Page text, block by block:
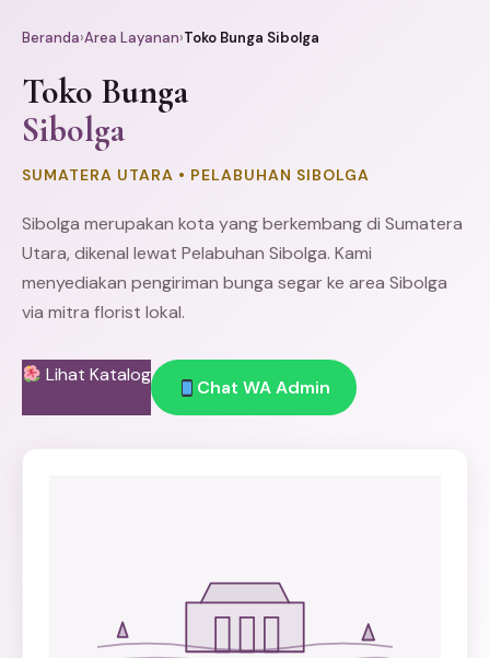
Beranda›Area Layanan›Toko Bunga Sibolga
Toko Bunga
Sibolga
SUMATERA UTARA • PELABUHAN SIBOLGA
Sibolga merupakan kota yang berkembang di Sumatera
Utara, dikenal lewat Pelabuhan Sibolga. Kami
menyediakan pengiriman bunga segar ke area Sibolga
via mitra florist lokal.
Lihat Katalog
Chat WA Admin